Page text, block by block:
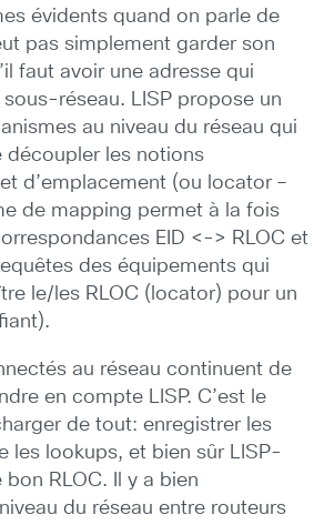
évidents quand on parle de
pas simplement garder son
faut avoir une adresse qui
réseau. LISP propose un
au niveau du réseau qui
découpler les notions
d’emplacement (ou locator –
de mapping permet à la fois
EID <-> RLOC et
des équipements qui
le/les RLOC (locator) pour un
au réseau continuent de
en compte LISP. C’est le
de tout: enregistrer les
les lookups, et bien sûr LISP-
RLOC. Il y a bien
du réseau entre routeurs